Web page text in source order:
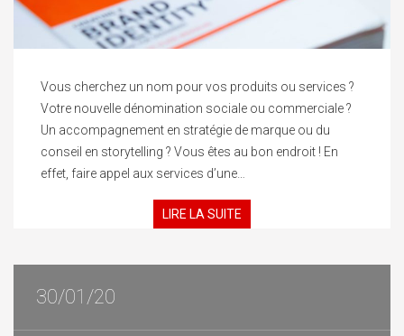
Vous cherchez un nom pour vos produits ou services ?
Votre nouvelle dénomination sociale ou commerciale ?
Un accompagnement en stratégie de marque ou du
conseil en storytelling ? Vous êtes au bon endroit ! En
effet, faire appel aux services d’une…
LIRE LA SUITE
30/01/20